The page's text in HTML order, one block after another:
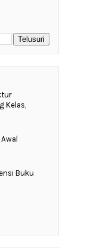
Kelas,
Buku